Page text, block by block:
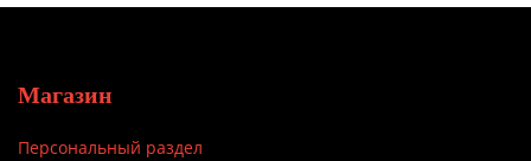
Магазин
Персональный раздел